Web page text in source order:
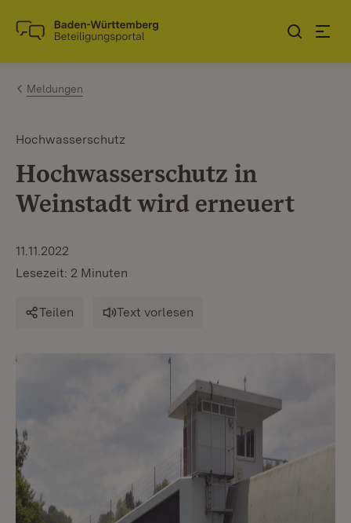
Zum Inhalt springen
Link zur Startseite
Meldungen
Hochwasserschutz
Hochwasserschutz in
Weinstadt wird erneuert
11.11.2022
Lesezeit: 2 Minuten
Teilen Text vorlesen